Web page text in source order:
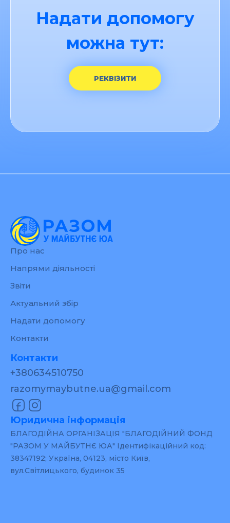
Надати допомогу
можна тут:
РЕКВІЗИТИ
Про нас
Напрями діяльності
Звіти
Актуальний збір
Надати допомогу
Контакти
Контакти
+380634510750
razomymaybutne.ua@gmail.com
Юридична інформація
БЛАГОДІЙНА ОРГАНІЗАЦІЯ "БЛАГОДІЙНИЙ ФОНД
"РАЗОМ У МАЙБУТНЄ ЮА" Ідентифікаційний код:
38347192; Україна, 04123, місто Київ,
вул.Світлицького, будинок 35